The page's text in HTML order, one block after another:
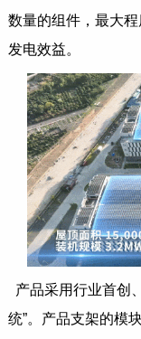
数量的组件，最大
发电效益。
产品采用行业首创
统”。产品支架的模